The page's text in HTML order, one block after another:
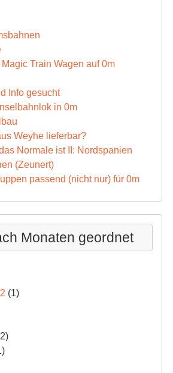
Train Wagen auf 0m
Info gesucht
in 0m
Weyhe lieferbar?
Normale ist II: Nordspanien
(Zeunert)
passend (nicht nur) für 0m
Monaten geordnet
(1)